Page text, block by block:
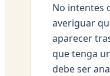
No intentes
averiguar
aparecer
que tenga
debe ser